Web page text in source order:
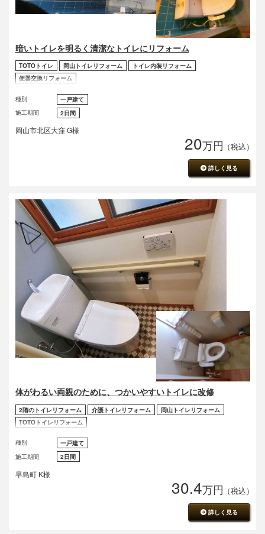
暗いトイレを明るく清潔なトイレにリフォーム
TOTOトイレ 岡山トイレリフォーム
トイレ内装リフォーム
便器交換リフォーム
種別
一戸建て
施工期間
2日間
岡山市北区大窪 G様
20万円 （税込）
詳しく見る
体がわるい両親のために、つかいやすいトイレに改修
2階のトイレリフォーム 介護トイレリフォーム
岡山トイレリフォーム
TOTOトイレリフォーム
種別
一戸建て
施工期間
2日間
早島町 K様
30.4万円 （税込）
詳しく見る